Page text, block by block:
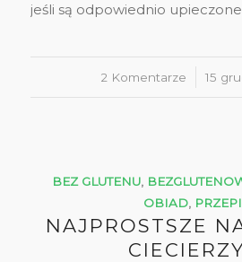
jeśli są odpowiednio
2 Komentarze
/ 15
BEZ GLUTENU,
OBIAD,
NAJPROSTSZE